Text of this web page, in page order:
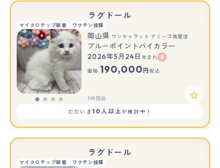
ラグドール
マイクロチップ装着 ワクチン接種
岡山県 ワンキャラット アミーゴ高屋店
ブルーポイントバイカラー
2026年5月24日 生まれ
価格:190,000 円 税込
3時間前
ただいま 10人以上が検討中！
ラグドール
マイクロチップ装着 ワクチン接種